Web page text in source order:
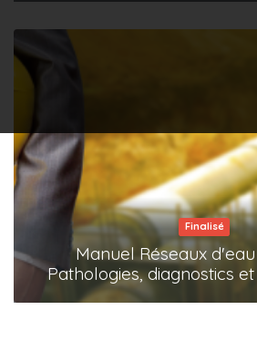
Finalisé
Manuel Réseaux
Pathologies, diagnostics